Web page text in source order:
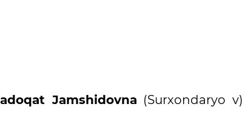
Jamshidovna (Surxondaryo